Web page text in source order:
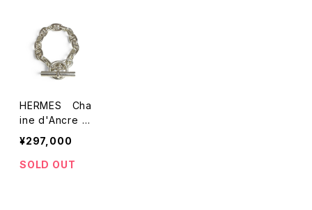
HERMES Cha
ine d'Ancre Br
acelet 15 LINK
¥297,000
SOLD OUT